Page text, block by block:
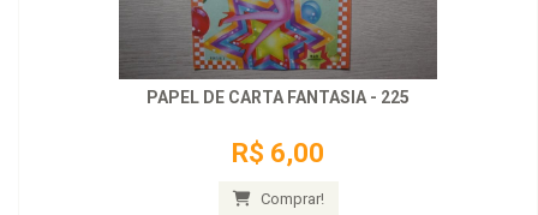
PAPEL DE CARTA FANTASIA - 225
R$ 6,00
Comprar!